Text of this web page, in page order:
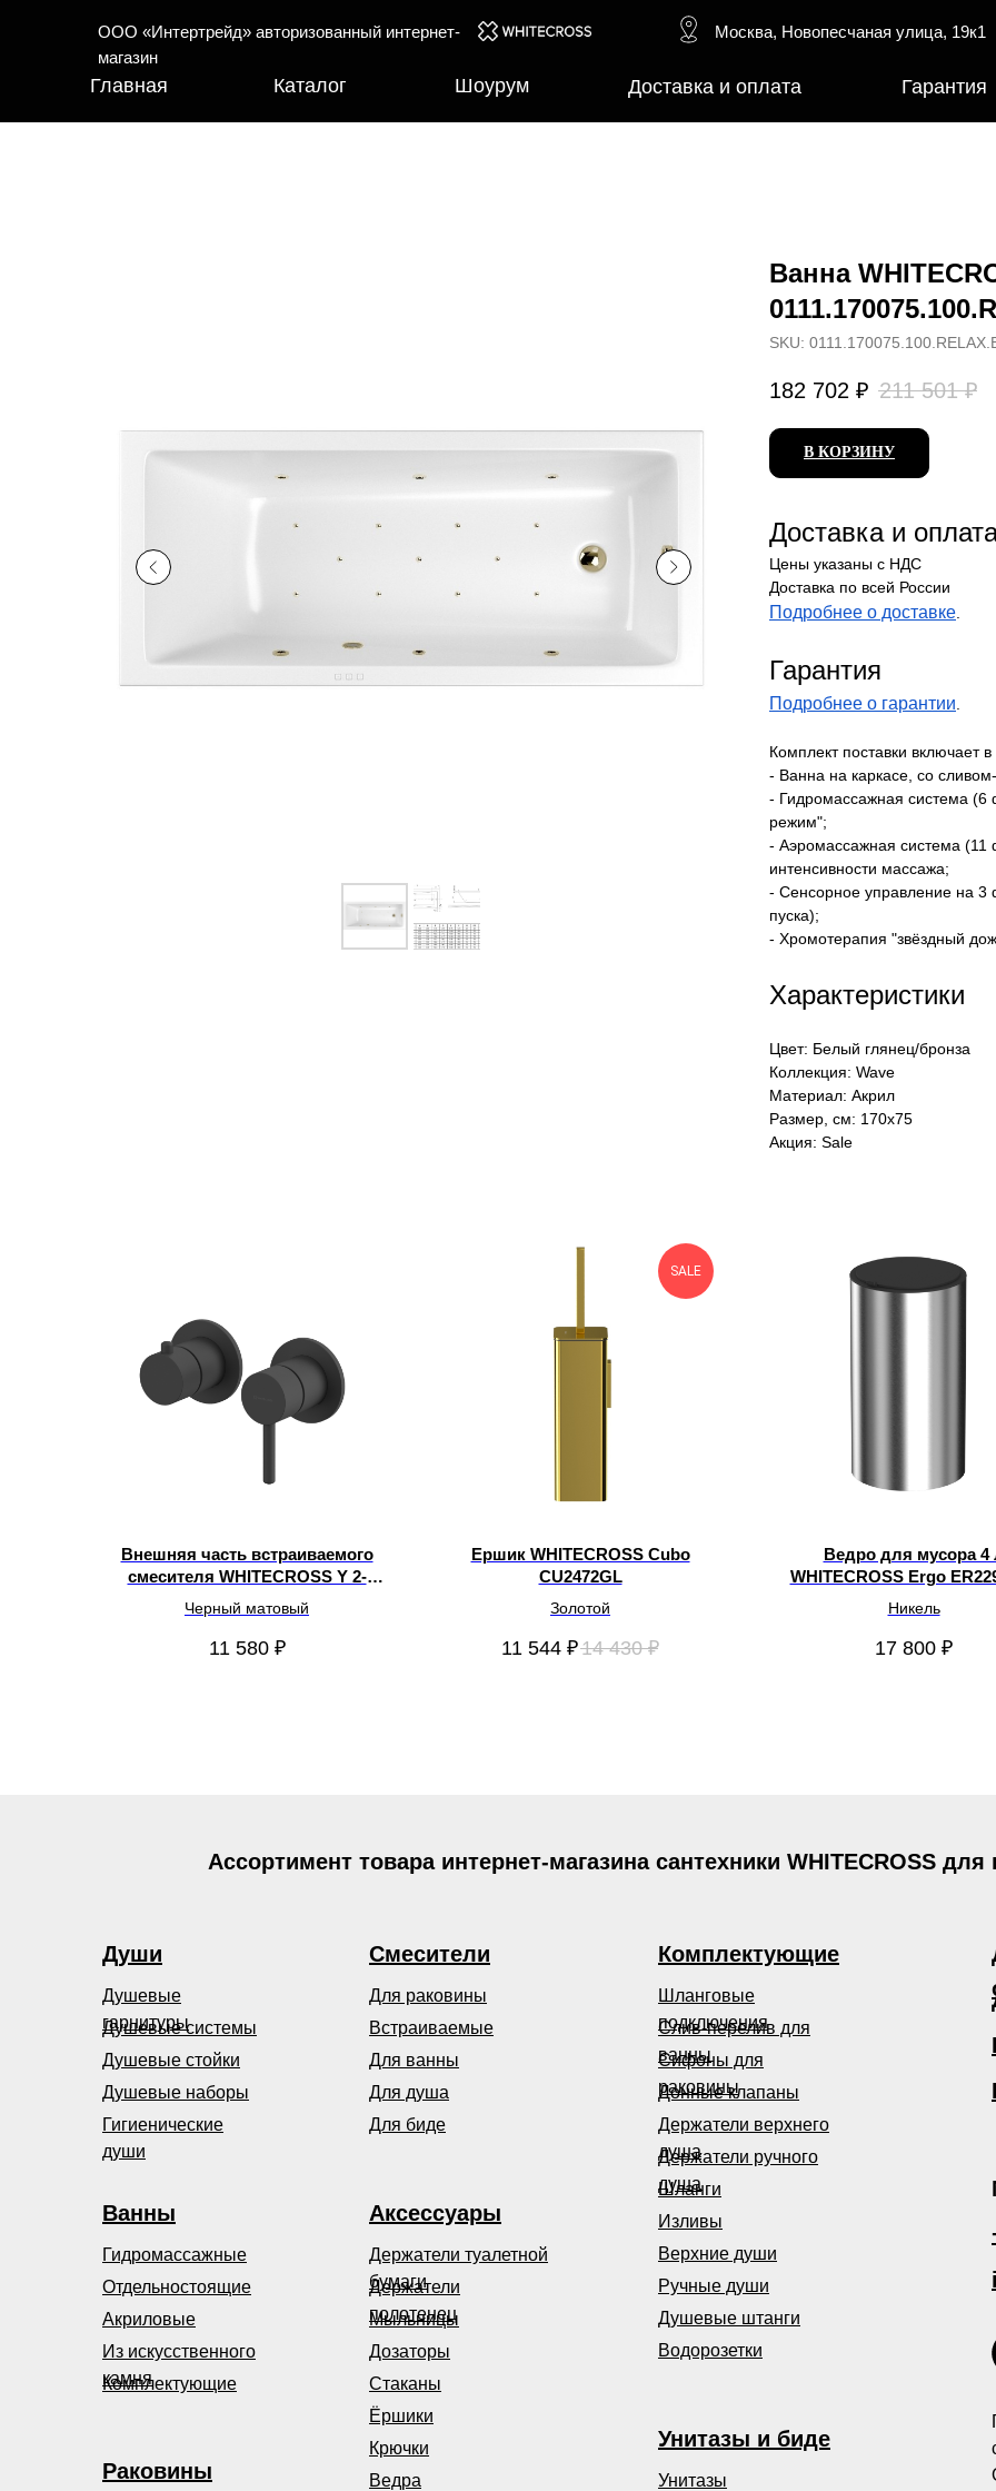
ООО «Интертрейд» авторизованный интернет-
магазин
Москва, Новопесчаная улица, 19к1
Главная Каталог Шоурум Доставка и оплата Гарантия
Ванна
SKU:
182 702 ₽ 211 501 ₽
В КОРЗИНУ
Доставка и
Цены указаны с НДС
Доставка по всей России
Подробнее о доставке.
Гарантия
Подробнее о гарантии.
Комплект поставки включает
- Ванна на каркасе, со
- Гидромассажная система
режим";
- Аэромассажная система (11
интенсивности массажа;
- Сенсорное управление на 3
пуска);
- Хромотерапия "звёздный
Характеристики
Цвет: Белый глянец/бронза
Коллекция: Wave
Материал: Акрил
Размер, см: 170х75
Акция: Sale
Внешняя часть встраиваемого
смесителя WHITECROSS Y 2-
Y1242BL
Черный матовый
11 580 ₽
SALE
Ершик WHITECROSS Cubo
CU2472GL
Золотой
11 544 ₽14 430 ₽
Ведро для мусора 4
WHITECROSS Ergo
Никель
17 800 ₽
Смесители
Души
Душевые
гарнитуры
Душевые системы
Гигиенические
души
Аксессуары
Держатели туалетной
бумаги
Держатели
полотенец
Мыльницы
Раковины
Встраиваемые
Для биде
Для ванны
Для душа
Для раковины
Ванны
Из искусственного
камня
Комплектующие
Шланговые
подключения
Слив-перелив для
ванны
Сифоны для
раковины
Донные клапаны
Душевые стойки
Душевые наборы
Дозаторы
Держатели верхнего
душа
Гидромассажные
Акриловые
Отдельностоящие
Комплектующие
Унитазы
Унитазы и биде
Стаканы
Ёршики
Крючки
Ведра
Держатели ручного
душа
Шланги
Изливы
Верхние души
Ручные души
Душевые штанги
Водорозетки
Ассортимент товара интернет-магазина сантехники WHITECROSS